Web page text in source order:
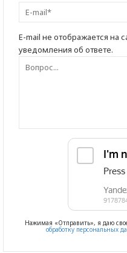
E-mail не отображается на
уведомления об ответе.
Нажимая «Отправить», я даю
обработку персональных